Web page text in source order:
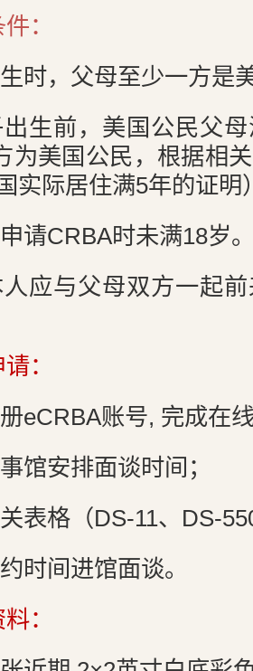
：
时，父母至少一方是
生前，美国公民父
为美国公民，根据相
实际居住满5年的证明
请CRBA时未满18岁
应与父母双方一起
：
eCRBA账号, 完成在
馆安排面谈时间；
表格（DS-11、DS-
时间进馆面谈。
：